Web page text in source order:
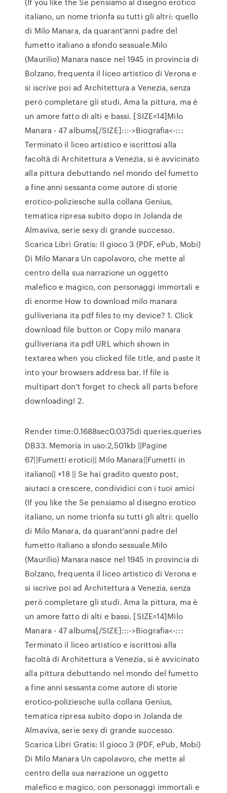
italiano, un nome trionfa su tutti gli altri: quello
di Milo Manara, da quarant’anni padre del
fumetto italiano a sfondo sessuale.Milo
(Maurilio) Manara nasce nel 1945 in provincia di
Bolzano, frequenta il liceo artistico di Verona e
si iscrive poi ad Architettura a Venezia, senza
però completare gli studi. Ama la pittura, ma è
un amore fatto di alti e bassi. [SIZE=14]Milo
Manara - 47 albums[/SIZE]:::->Biografia<-:::
Terminato il liceo artistico e iscrittosi alla
facoltà di Architettura a Venezia, si è avvicinato
alla pittura debuttando nel mondo del fumetto
a fine anni sessanta come autore di storie
erotico-poliziesche sulla collana Genius,
tematica ripresa subito dopo in Jolanda de
Almaviva, serie sexy di grande successo.
Scarica Libri Gratis: Il gioco 3 (PDF, ePub, Mobi)
Di Milo Manara Un capolavoro, che mette al
centro della sua narrazione un oggetto
malefico e magico, con personaggi immortali e
di enorme How to download milo manara
gulliveriana ita pdf files to my device? 1. Click
download file button or Copy milo manara
gulliveriana ita pdf URL which shown in
textarea when you clicked file title, and paste it
into your browsers address bar. If file is
multipart don't forget to check all parts before
downloading! 2.
Render time:0.1688sec0.0375di queries.queries
DB33. Memoria in uso:2,501kb ||Pagine
67||Fumetti erotici|| Milo Manara||Fumetti in
italiano|| +18 || Se hai gradito questo post,
aiutaci a crescere, condividici con i tuoi amici
(If you like the Se pensiamo al disegno erotico
italiano, un nome trionfa su tutti gli altri: quello
di Milo Manara, da quarant’anni padre del
fumetto italiano a sfondo sessuale.Milo
(Maurilio) Manara nasce nel 1945 in provincia di
Bolzano, frequenta il liceo artistico di Verona e
si iscrive poi ad Architettura a Venezia, senza
però completare gli studi. Ama la pittura, ma è
un amore fatto di alti e bassi. [SIZE=14]Milo
Manara - 47 albums[/SIZE]:::->Biografia<-:::
Terminato il liceo artistico e iscrittosi alla
facoltà di Architettura a Venezia, si è avvicinato
alla pittura debuttando nel mondo del fumetto
a fine anni sessanta come autore di storie
erotico-poliziesche sulla collana Genius,
tematica ripresa subito dopo in Jolanda de
Almaviva, serie sexy di grande successo.
Scarica Libri Gratis: Il gioco 3 (PDF, ePub, Mobi)
Di Milo Manara Un capolavoro, che mette al
centro della sua narrazione un oggetto
malefico e magico, con personaggi immortali e